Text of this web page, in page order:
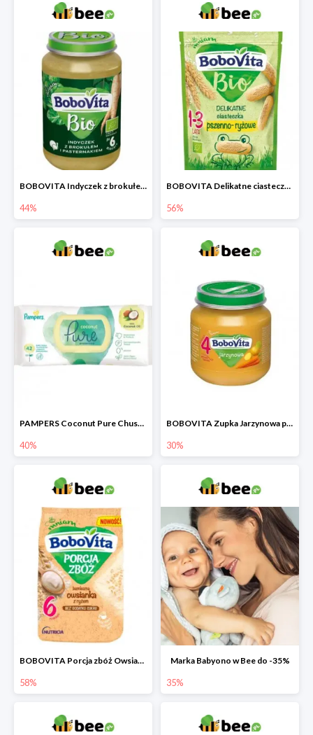
BOBOVITA Indyczek z brokułem i pasternakiem
44%
BOBOVITA Delikatne ciasteczka pszenno-ryżowe
56%
PAMPERS Coconut Pure Chusteczki nawilżające dla dzieci
40%
BOBOVITA Zupka Jarzynowa po 4 miesiącu
30%
BOBOVITA Porcja zbóż Owsianka bezmleczna z ryżem
58%
Marka Babyono w Bee do -35%
35%